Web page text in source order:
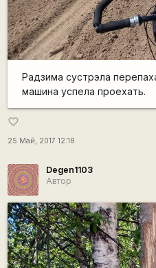
Радзима сустрэла
машина успела проехать.
favorite_border
25 Май, 2017 12:18
Degen1103
Автор